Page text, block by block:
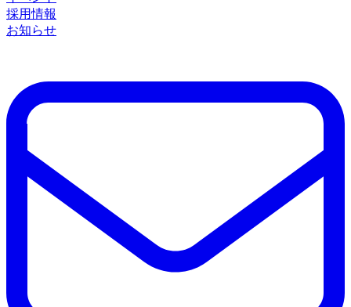
採用情報
お知らせ